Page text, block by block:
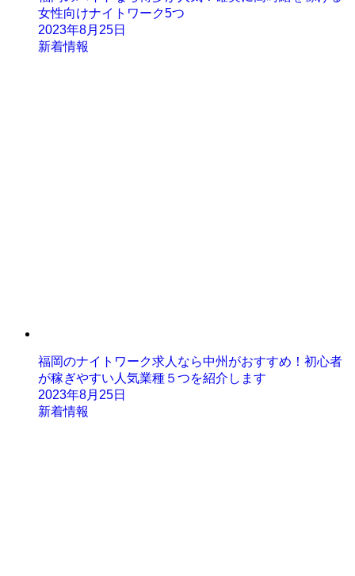
女性向けナイトワーク5つ
2023年8月25日
新着情報
福岡のナイトワーク求人なら中州がおすすめ！初心者
が稼ぎやすい人気業種５つを紹介します
2023年8月25日
新着情報